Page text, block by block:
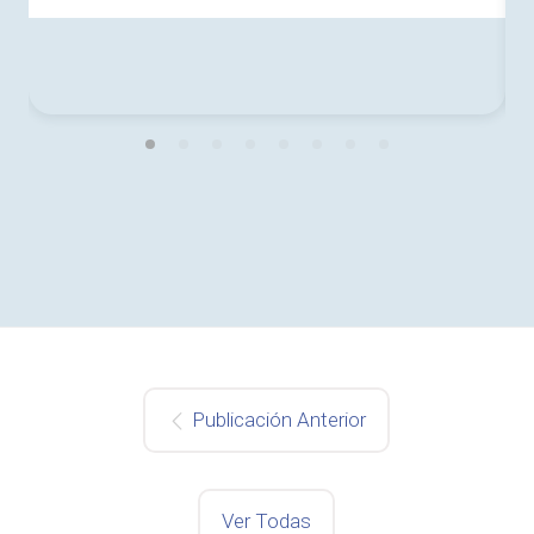
Publicación Anterior
Ver Todas